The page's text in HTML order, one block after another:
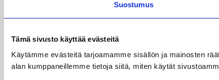
Suostumus
Tämä sivusto käyttää evästeitä
Käytämme evästeitä tarjoamamme sisällön ja mainosten
alan kumppaneillemme tietoja siitä, miten käytät